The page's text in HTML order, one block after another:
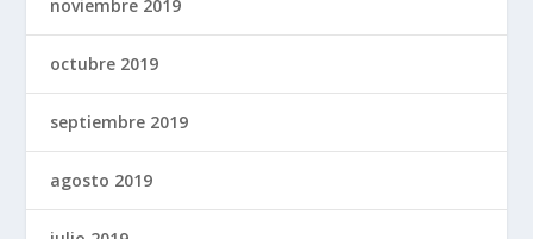
noviembre 2019
octubre 2019
septiembre 2019
agosto 2019